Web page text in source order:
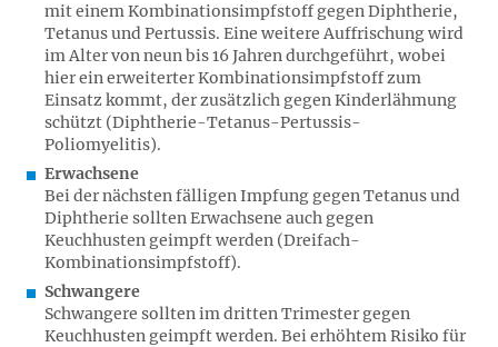
mit einem Kombinationsimpfstoff gegen Diphtherie,
Tetanus und Pertussis. Eine weitere Auffrischung wird
im Alter von neun bis 16 Jahren durchgeführt, wobei
hier ein erweiterter Kombinationsimpfstoff zum
Einsatz kommt, der zusätzlich gegen Kinderlähmung
schützt (Diphtherie-Tetanus-Pertussis-
Poliomyelitis).
Erwachsene
Bei der nächsten fälligen Impfung gegen Tetanus und
Diphtherie sollten Erwachsene auch gegen
Keuchhusten geimpft werden (Dreifach-
Kombinationsimpfstoff).
Schwangere
Schwangere sollten im dritten Trimester gegen
Keuchhusten geimpft werden. Bei erhöhtem Risiko für